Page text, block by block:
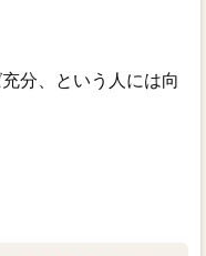
分、という人には向